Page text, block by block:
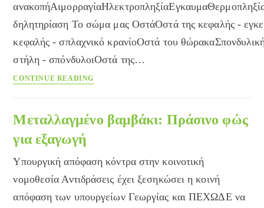
δηλητηρίαση Το σώμα μας ΟστάΟστά της κεφαλής -
κεφαλής - σπλαχνικό κρανίοΟστά του
στήλη - σπόνδυλοιΟστά της…
CONTINUE READING
Μεταλλαγμένο βαμβάκι: Πράσινο φώς
για εξαγωγή
Υπουργική απόφαση κόντρα στην κοινοτική
νομοθεσία Αντιδράσεις έχει ξεσηκώσει η κοινή
απόφαση των υπουργείων Γεωργίας και ΠΕΧΩΔΕ να